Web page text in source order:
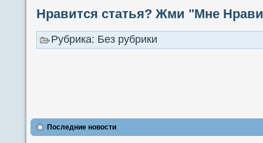
Нравится статья? Жми "Мне
Рубрика: Без рубрики
Последние новости